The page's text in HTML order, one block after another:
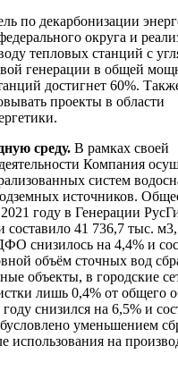
по декарбонизации
округа и
тепловых станций с
генерации в общей
достигнет 60%.
проекты в области
среду. В рамках своей
Компания
систем
источников.
году в Генерации
составило 41 736,7 тыс.
снизилось на 4,4% и
объём сточных вод
объекты, в городские
лишь 0,4% от общего
снизился на 6,5% и
уменьшением
использования на